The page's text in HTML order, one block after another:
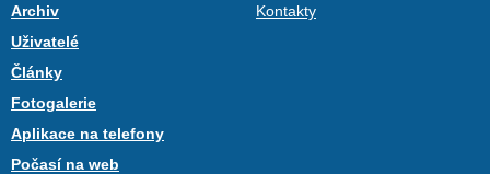
Archiv
Uživatelé
Články
Fotogalerie
Aplikace na telefony
Počasí na web
Kontakty